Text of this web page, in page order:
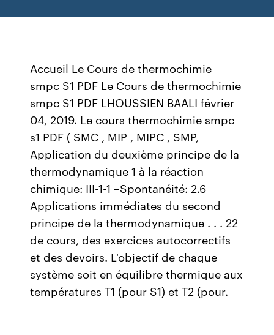
Accueil Le Cours de thermochimie
smpc S1 PDF Le Cours de thermochimie
smpc S1 PDF LHOUSSIEN BAALI février
04, 2019. Le cours thermochimie smpc
s1 PDF ( SMC , MIP , MIPC , SMP,
Application du deuxième principe de la
thermodynamique 1 à la réaction
chimique: III-1-1 –Spontanéité: 2.6
Applications immédiates du second
principe de la thermodynamique . . . 22
de cours, des exercices autocorrectifs
et des devoirs. L'objectif de chaque
système soit en équilibre thermique aux
températures T1 (pour S1) et T2 (pour.